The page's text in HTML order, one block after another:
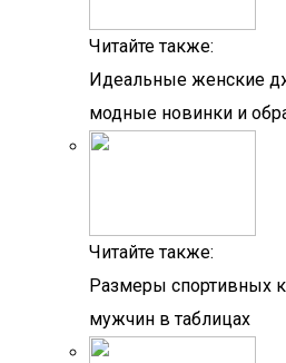
Читайте также:
Идеальные женские
модные новинки и
Читайте также:
Размеры спортивных
мужчин в таблицах